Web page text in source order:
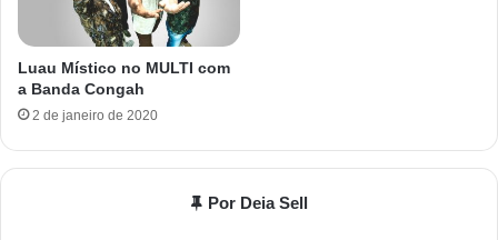
Luau Místico no MULTI com
a Banda Congah
2 de janeiro de 2020
Por Deia Sell